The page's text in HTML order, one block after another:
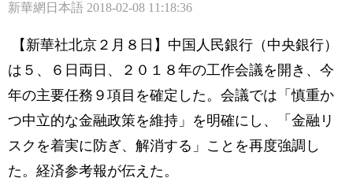
観光 評論 写真
中日対訳
新華網日本語 2018-02-08 11:18:36
【新華社北京２月８日】中国人民銀行（中央銀行）
は５、６日両日、２０１８年の工作会議を開き、今
年の主要任務９項目を確定した。会議では「慎重か
つ中立的な金融政策を維持」を明確にし、「金融リ
スクを着実に防ぎ、解消する」ことを再度強調し
た。経済参考報が伝えた。